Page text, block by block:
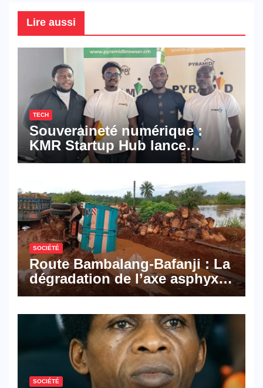
Lire aussi
TECH
Souveraineté numérique :
KMR Startup Hub lance
Pyramid Browser et Pyramid
numériques made in
Cameroon
SOCIÉTÉ
Route Bambalang-Bafanji : La
dégradation de l’axe asphyxie
les activités économiques
SOCIÉTÉ